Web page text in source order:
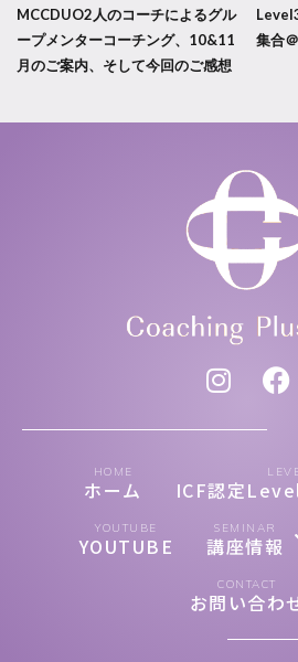
MCCDUO2人のコーチによるグル
ープメンターコーチング、10&11
月のご案内、そして今回のご感想
集合
HOME
ホーム ICF認定
YOUTUBE
YOUTUBE
SEMINAR
講座情報
CONTACT
お問い合わ